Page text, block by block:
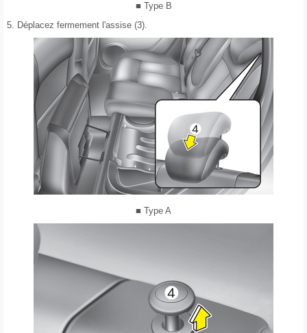
■ Type B
5. Déplacez fermement l'assise (3).
■ Type A